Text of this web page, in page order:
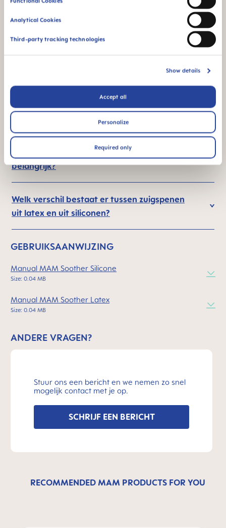
Analytical Cookies
Third-party tracking technologies
Show details
Accept all
Personalize
Required only
FAQ
Hoe worden speentjes schoongemaakt?
Is de vorm van het speentje zelf en de speen
belangrijk?
Welk verschil bestaat er tussen zuigspenen
uit latex en uit siliconen?
GEBRUIKSAANWIJZING
Manual MAM Soother Silicone
Size: 0.04 MB
Manual MAM Soother Latex
Size: 0.04 MB
ANDERE VRAGEN?
Stuur ons een bericht en we nemen zo snel
mogelijk contact met je op.
SCHRIJF EEN BERICHT
RECOMMENDED MAM PRODUCTS FOR YOU